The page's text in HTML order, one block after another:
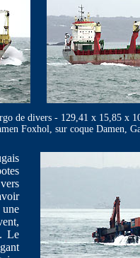
de divers - 129,41 x 15,85 x
Foxhol, sur coque Damen,
Le